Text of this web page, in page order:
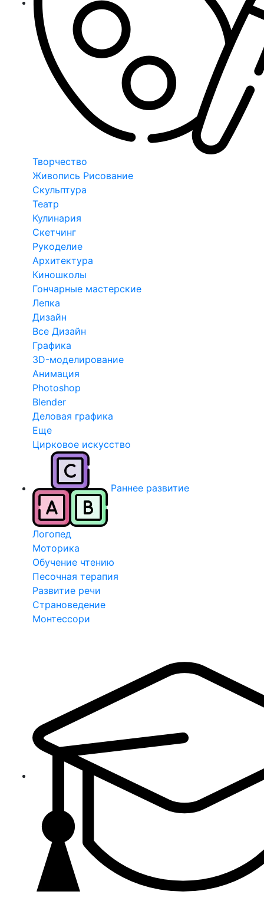
Творчество
Живопись Рисование
Скульптура
Театр
Кулинария
Скетчинг
Рукоделие
Архитектура
Киношколы
Гончарные мастерские
Лепка
Дизайн
Все Дизайн
Графика
3D-моделирование
Анимация
Photoshop
Blender
Деловая графика
Еще
Цирковое искусство
Раннее развитие
Логопед
Моторика
Обучение чтению
Песочная терапия
Развитие речи
Страноведение
Монтессори